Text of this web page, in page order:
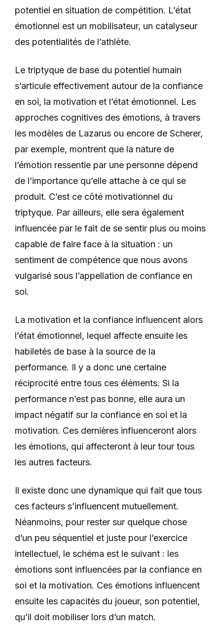
potentiel en situation de compétition. L’état
émotionnel est un mobilisateur, un catalyseur
des potentialités de l’athlète.
Le triptyque de base du potentiel humain
s’articule effectivement autour de la confiance
en soi, la motivation et l’état émotionnel. Les
approches cognitives des émotions, à travers
les modèles de Lazarus ou encore de Scherer,
par exemple, montrent que la nature de
l’émotion ressentie par une personne dépend
de l’importance qu’elle attache à ce qui se
produit. C’est ce côté motivationnel du
triptyque. Par ailleurs, elle sera également
influencée par le fait de se sentir plus ou moins
capable de faire face à la situation : un
sentiment de compétence que nous avons
vulgarisé sous l’appellation de confiance en
soi.
La motivation et la confiance influencent alors
l’état émotionnel, lequel affecte ensuite les
habiletés de base à la source de la
performance. Il y a donc une certaine
réciprocité entre tous ces éléments. Si la
performance n’est pas bonne, elle aura un
impact négatif sur la confiance en soi et la
motivation. Ces dernières influenceront alors
les émotions, qui affecteront à leur tour tous
les autres facteurs.
Il existe donc une dynamique qui fait que tous
ces facteurs s’influencent mutuellement.
Néanmoins, pour rester sur quelque chose
d’un peu séquentiel et juste pour l’exercice
intellectuel, le schéma est le suivant : les
émotions sont influencées par la confiance en
soi et la motivation. Ces émotions influencent
ensuite les capacités du joueur, son potentiel,
qu’il doit mobiliser lors d’un match.